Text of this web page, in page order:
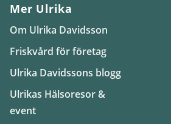
Mer Ulrika
Om Ulrika Davidsson
Friskvård för företag
Ulrika Davidssons blogg
Ulrikas Hälsoresor &
event